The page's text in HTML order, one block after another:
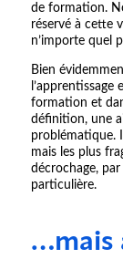
de formation.
réservé à cette
n’importe quel
Bien
formation et
définition, une
problématique.
mais les plus
décrochage,
particulière.
…mais